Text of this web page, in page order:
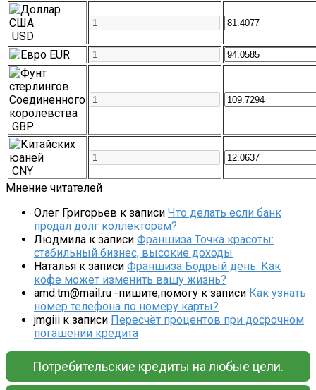
USD
EUR
GBP
CNY
Мнение читателей
Олег Григорьев к записи Что делать если банк
продал долг коллекторам?
Людмила к записи Франшиза Точка красоты:
стабильный бизнес, высокие доходы
Наталья к записи Франшиза Бодрый день. Как
кофе может изменить вашу жизнь?
amd.tm@mail.ru -пишите,помогу к записи Как узнать
номер телефона по номеру карты?
jmgiii к записи Пересчёт процентов при досрочном
погашении кредита
Потребительские кредиты на любые цели.